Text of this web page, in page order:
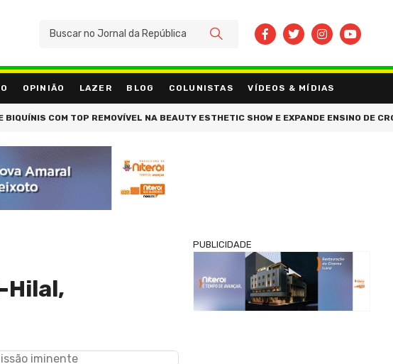
OPINIÃO LAZER BLOG COLUNISTAS VÍDEOS & MÍDIAS
COM TOP REMOVÍVEL NA BEAUTY ESTHETIC SHOW E EXPANDE ENSINO DE CROCHÊ
BUSCAR
Hilal,
PUBLICIDADE